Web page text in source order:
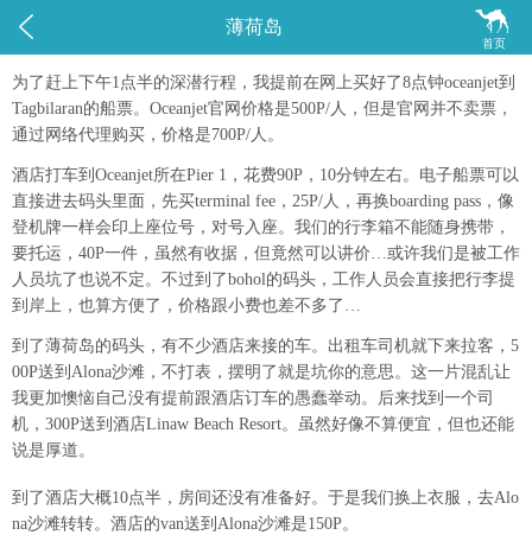
 
首页
薄荷岛
为了赶上下午1点半的深潜行程，我提前在网上买好了8点钟oceanjet到
Tagbilaran的船票。Oceanjet官网价格是500P/人，但是官网并不卖票，
通过网络代理购买，价格是700P/人。
酒店打车到Oceanjet所在Pier 1，花费90P，10分钟左右。电子船票可以
直接进去码头里面，先买terminal fee，25P/人，再换boarding pass，像
登机牌一样会印上座位号，对号入座。我们的行李箱不能随身携带，
要托运，40P一件，虽然有收据，但竟然可以讲价…或许我们是被工作
人员坑了也说不定。不过到了bohol的码头，工作人员会直接把行李提
到岸上，也算方便了，价格跟小费也差不多了…
到了薄荷岛的码头，有不少酒店来接的车。出租车司机就下来拉客，5
00P送到Alona沙滩，不打表，摆明了就是坑你的意思。这一片混乱让
我更加懊恼自己没有提前跟酒店订车的愚蠢举动。后来找到一个司
机，300P送到酒店Linaw Beach Resort。虽然好像不算便宜，但也还能
说是厚道。
到了酒店大概10点半，房间还没有准备好。于是我们换上衣服，去Alo
na沙滩转转。酒店的van送到Alona沙滩是150P。